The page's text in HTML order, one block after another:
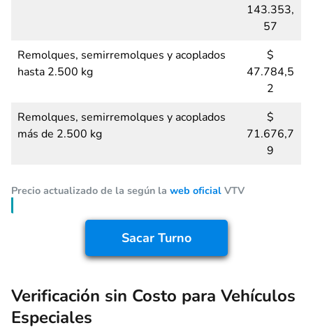
143.353,
57
Remolques, semirremolques y acoplados
hasta 2.500 kg
$
47.784,5
2
Remolques, semirremolques y acoplados
más de 2.500 kg
$
71.676,7
9
Precio actualizado de la según la web oficial VTV
Sacar Turno
Verificación sin Costo para Vehículos
Especiales